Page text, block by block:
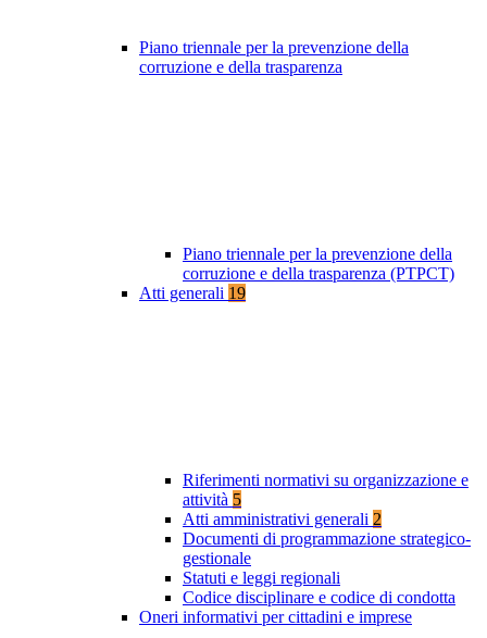
Piano triennale per la prevenzione della
corruzione e della trasparenza
Piano triennale per la prevenzione della
corruzione e della trasparenza (PTPCT)
Atti generali 19
Riferimenti normativi su organizzazione e
attività 5
Atti amministrativi generali 2
Documenti di programmazione strategico-
gestionale
Statuti e leggi regionali
Codice disciplinare e codice di condotta
Oneri informativi per cittadini e imprese